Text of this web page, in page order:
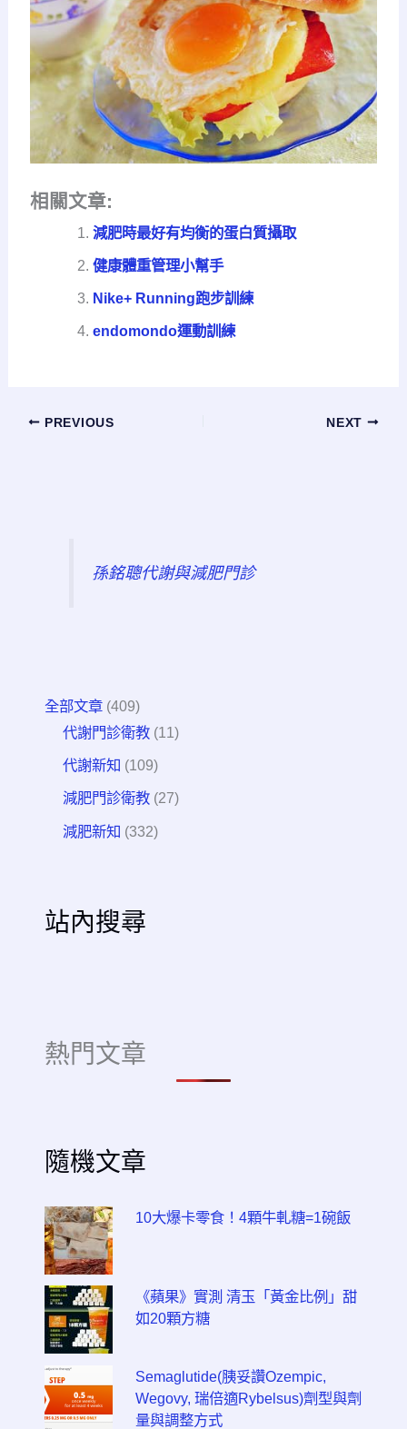
相關文章:
減肥時最好有均衡的蛋白質攝取
健康體重管理小幫手
Nike+ Running跑步訓練
endomondo運動訓練
PREVIOUS NEXT
孫銘聰代謝與減肥門診
全部文章 (409)
代謝門診衛教 (11)
代謝新知 (109)
減肥門診衛教 (27)
減肥新知 (332)
站內搜尋
熱門文章
隨機文章
10大爆卡零食！4顆牛軋糖=1碗飯
《蘋果》實測 清玉「黃金比例」甜
如20顆方糖
Semaglutide(胰妥讚Ozempic,
Wegovy, 瑞倍適Rybelsus)劑型與劑
量與調整方式